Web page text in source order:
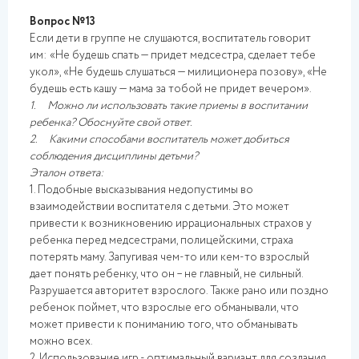
Вопрос №13
Если дети в группе не слушаются, воспитатель говорит
им: «Не будешь спать — придет медсестра, сделает тебе
укол», «Не будешь слушаться — милиционера позову», «Не
будешь есть кашу — мама за тобой не придет вечером».
1. Можно ли использовать такие приемы в воспитании
ребенка? Обоснуйте свой ответ.
2. Какими способами воспитатель может добиться
соблюдения дисциплины детьми?
Эталон ответа:
1. Подобные высказывания недопустимы во
взаимодействии воспитателя с детьми. Это может
привести к возникновению иррациональных страхов у
ребенка перед медсестрами, полицейскими, страха
потерять маму. Запугивая чем-то или кем-то взрослый
дает понять ребенку, что он – не главный, не сильный.
Разрушается авторитет взрослого. Также рано или поздно
ребенок поймет, что взрослые его обманывали, что
может привести к пониманию того, что обманывать
можно всех.